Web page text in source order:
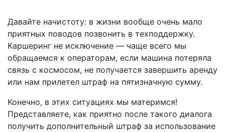
Давайте начистоту: в жизни вообще очень мало
приятных поводов позвонить в техподдержку.
Каршеринг не исключение — чаще всего мы
обращаемся к операторам, если машина потеряла
связь с космосом, не получается завершить аренду
или нам прилетел штраф на пятизначную сумму.
Конечно, в этих ситуациях мы материмся!
Представляете, как приятно после такого диалога
получить дополнительный штраф за использование